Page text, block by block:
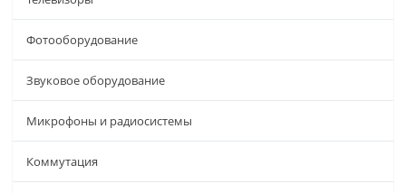
Фотооборудование
Звуковое оборудование
Микрофоны и радиосистемы
Коммутация